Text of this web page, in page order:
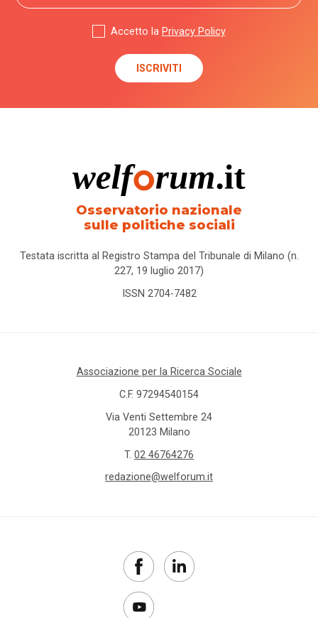
Accetto la Privacy Policy
Osservatorio nazionale
sulle politiche sociali
Testata iscritta al Registro Stampa del Tribunale di Milano (n.
227, 19 luglio 2017)
ISSN 2704-7482
Associazione per la Ricerca Sociale
C.F. 97294540154
Via Venti Settembre 24
20123 Milano
T. 02 46764276
redazione@welforum.it